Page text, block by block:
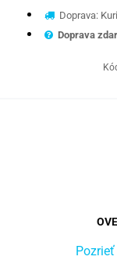
Doprava:
Doprava